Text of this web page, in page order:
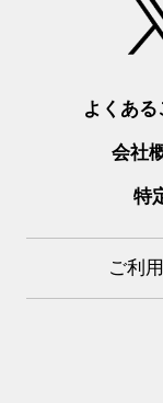
よくある
会社
特
ご利